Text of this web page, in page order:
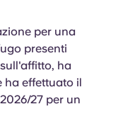
per una
presenti
ha
ha effettuato il
27 per un